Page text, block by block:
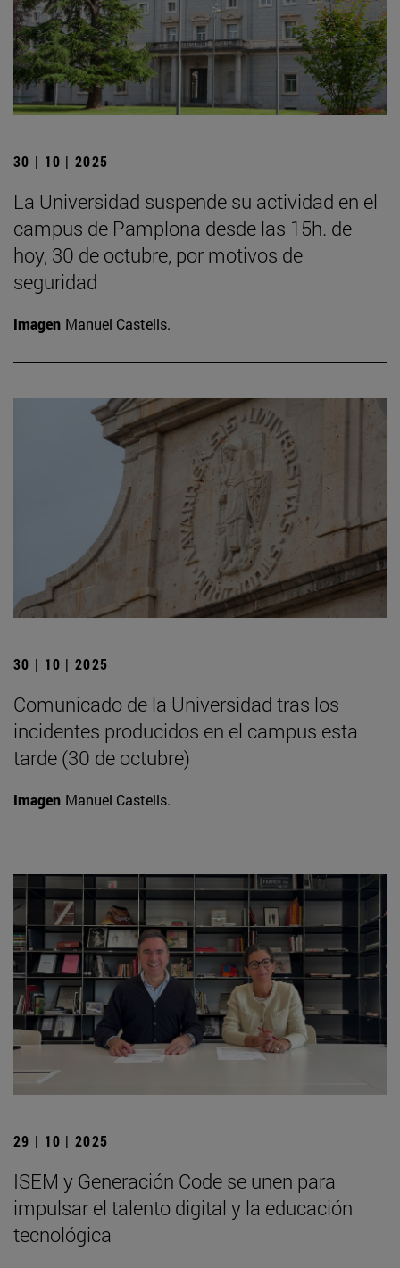
30 | 10 | 2025
La Universidad suspende su actividad en el
campus de Pamplona desde las 15h. de
hoy, 30 de octubre, por motivos de
seguridad
Imagen Manuel Castells.
30 | 10 | 2025
Comunicado de la Universidad tras los
incidentes producidos en el campus esta
tarde (30 de octubre)
Imagen Manuel Castells.
29 | 10 | 2025
ISEM y Generación Code se unen para
impulsar el talento digital y la educación
tecnológica